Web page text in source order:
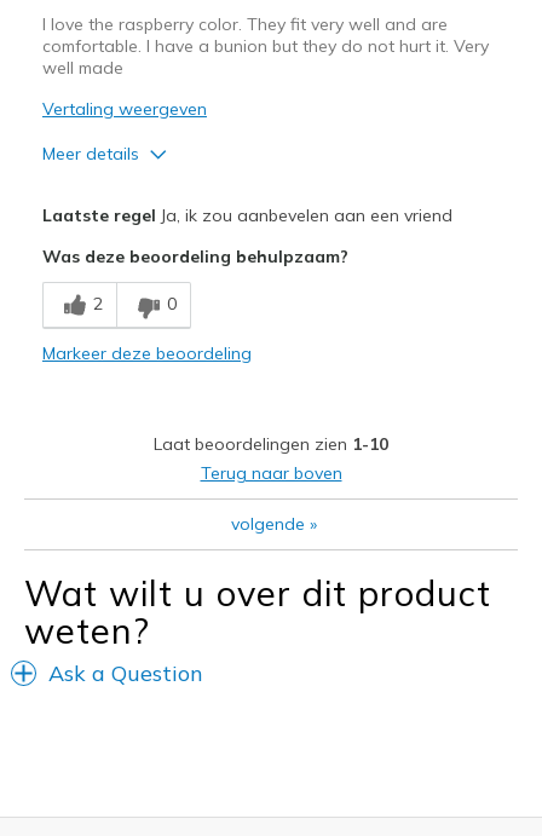
I love the raspberry color. They fit very well and are
comfortable. I have a bunion but they do not hurt it. Very
well made
Vertaling weergeven
Meer details
Comfortable
Stylish
Feels true to width
Laatste regel Ja, ik zou aanbevelen aan een vriend
Was deze beoordeling behulpzaam?
2 0
Markeer deze beoordeling
Laat beoordelingen zien 1-10
Terug naar boven
volgende »
Wat wilt u over dit product
weten?
Ask a Question